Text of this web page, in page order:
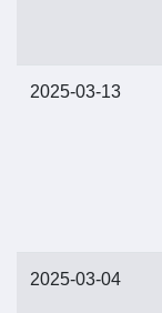
2025-03-13
2025-03-04